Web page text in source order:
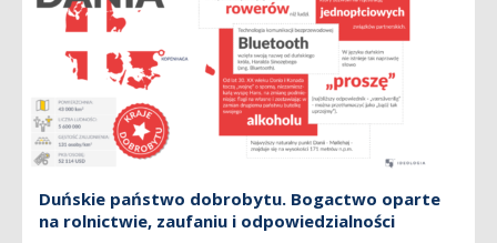
Duńskie państwo dobrobytu. Bogactwo oparte
na rolnictwie, zaufaniu i odpowiedzialności